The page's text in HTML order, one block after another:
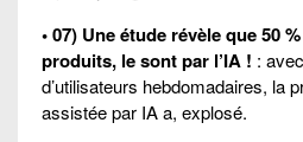
• 07) Une étude révèle que 50
produits, le sont par l’IA ! :
d’utilisateurs hebdomadaires, la
assistée par IA a, explosé.